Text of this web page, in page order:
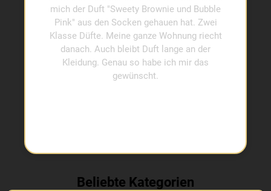
mich der Duft "Sweety Brownie und Bubble
Pink" aus den Socken gehauen hat. Zwei
Klasse Düfte. Meine ganze Wohnung riecht
danach. Auch bleibt Duft lange an der
Kleidung. Genau so habe ich mir das
gewünscht.
Beliebte Kategorien